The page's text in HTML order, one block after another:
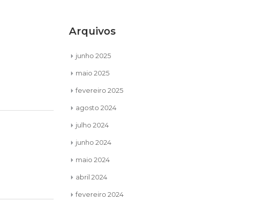
Arquivos
junho 2025
maio 2025
fevereiro 2025
agosto 2024
julho 2024
junho 2024
maio 2024
abril 2024
fevereiro 2024